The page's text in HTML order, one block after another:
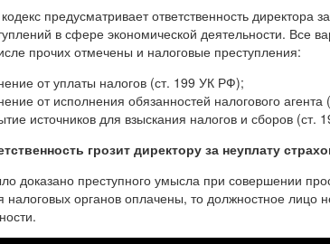
предусматривает ответственность директора
в сфере экономической деятельности. Все
прочих отмечены и налоговые преступления:
от уплаты налогов (ст. 199 УК РФ);
от исполнения обязанностей налогового
источников для взыскания налогов и сборов (ст.
грозит директору за неуплату
доказано преступного умысла при совершении
налоговых органов оплачены, то должностное лицо